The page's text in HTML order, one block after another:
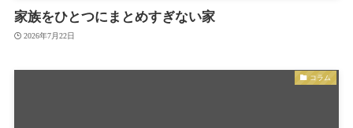
家族をひとつにまとめすぎない家
2026年7月22日
コラム